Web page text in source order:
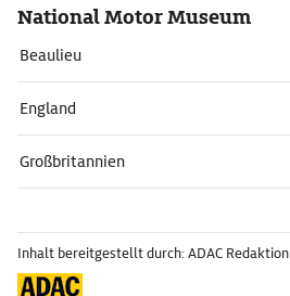
National Motor Museum
Beaulieu
England
Großbritannien
Inhalt bereitgestellt durch: ADAC Redaktion